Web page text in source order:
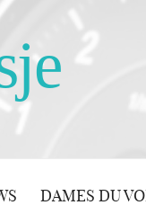
DAMES DU